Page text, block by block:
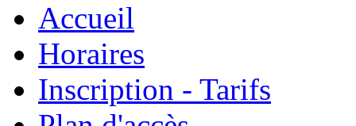
Accueil
Horaires
Inscription - Tarifs